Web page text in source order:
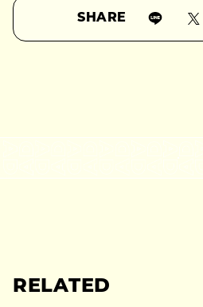
SHARE
RELATED